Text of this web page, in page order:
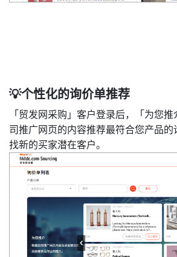
💡个性化的询价单推荐
「贸发网采购」客户登录后，「为您
司推广网页的内容推荐最符合您产品
找新的买家潜在客户。